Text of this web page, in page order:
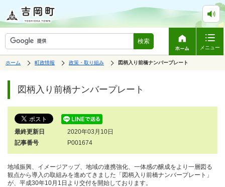
検索
メニュー
表
は、
ホーム
の
中
町政情報
の
中
政策・取り組み
の
図柄入り前橋ナンバープレート
す。
ジ
の
す。
図柄入り前橋ナンバープレート
最終更新日
2020年03月10日
記事番号
P001674
地域振興、イメージアップ、地域の連携強化、一体感の醸成をより一層図る
観点から導入の取組みを進めてきました「図柄入り前橋ナンバープレート」
が、平成30年10月1日より交付を開始しております。